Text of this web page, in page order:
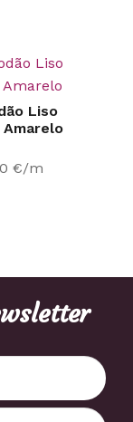
Liso
Amarelo
€/m